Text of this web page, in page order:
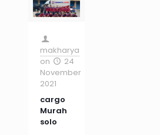
makharya
on
24
November
2021
cargo
Murah
solo